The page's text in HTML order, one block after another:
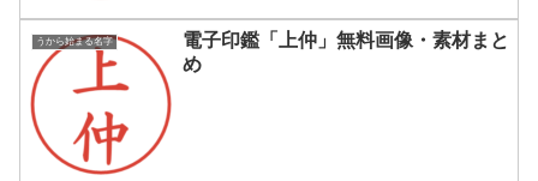
うから始まる名字
電子印鑑「上仲」無料画像・素材まと
め